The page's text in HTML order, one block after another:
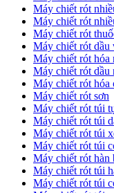
​Máy chiết rót
​Máy chiết rót
Máy chiết rót
Máy chiết rót dầu
Máy chiết rót hóa
Máy chiết rót dầu
Máy chiết rót hóa
Máy chiết rót sơn
Máy chiết rót túi
Máy chiết rót túi
Máy chiết rót túi
Máy chiết rót túi
Máy chiết rót hàn
Máy chiết rót túi
Máy chiết rót túi